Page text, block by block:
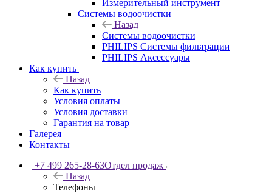
Измерительный инструмент
Системы водоочистки
Назад
Системы водоочистки
PHILIPS Системы фильтрации
PHILIPS Аксессуары
Как купить
Назад
Как купить
Условия оплаты
Условия доставки
Гарантия на товар
Галерея
Контакты
+7 499 265-28-63Отдел продаж
Назад
Телефоны